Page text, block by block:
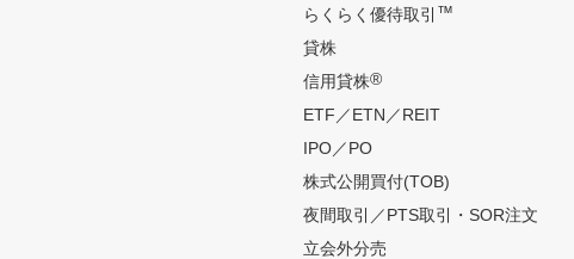
らくらく優待取引 ™
貸株
信用貸株®
ETF／ETN／REIT
IPO／PO
株式公開買付(TOB)
夜間取引／PTS取引・SOR注文
立会外分売